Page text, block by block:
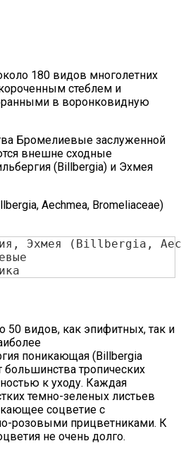
180 видов многолетних
стеблем и
в воронковидную
Бромелиевые заслуженной
внешне сходные
(Billbergia) и Эхмея
Эхмея (Billbergia,
50 видов, как эпифитных, так и
поникающая (Billbergia
большинства тропических
к уходу. Каждая
темно-зеленых листьев
соцветие с
розовыми прицветниками. К
не очень долго.